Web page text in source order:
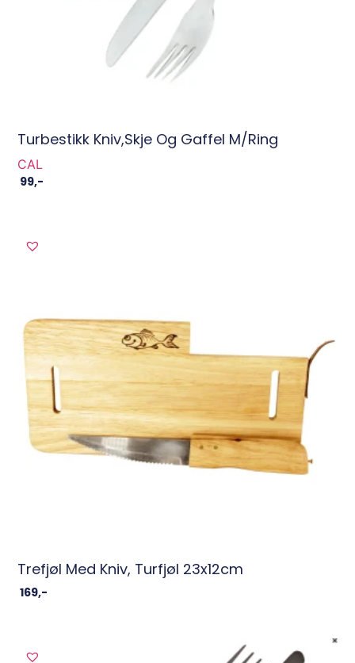
Turbestikk Kniv,skje Og Gaffel M/ring
CAL
99,-
Trefjøl Med Kniv, Turfjøl 23x12cm
169,-